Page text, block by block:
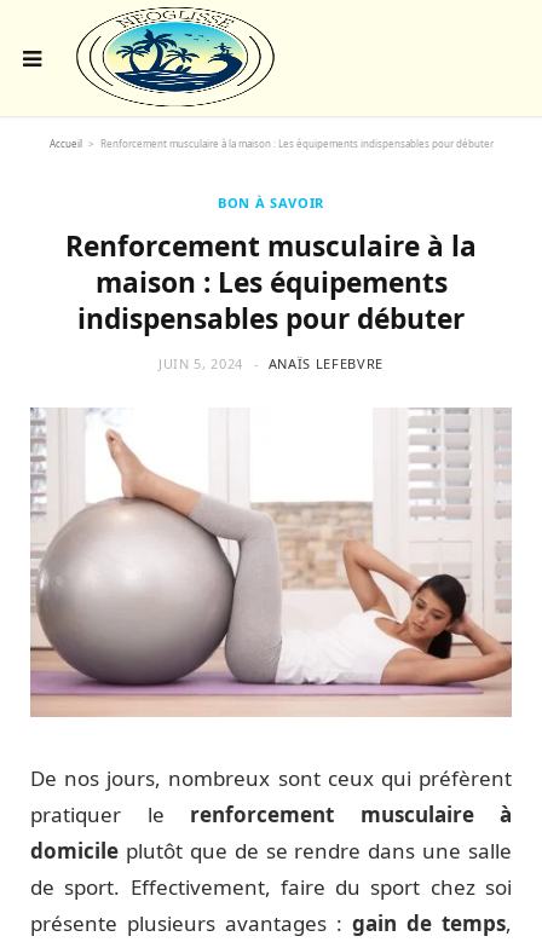
Accueil > Renforcement musculaire à la maison : Les équipements indispensables pour débuter
BON À SAVOIR
Renforcement musculaire à la
maison : Les équipements
indispensables pour débuter
JUIN 5, 2024 ANAÏS LEFEBVRE
De nos jours, nombreux sont ceux qui préfèrent
pratiquer le renforcement musculaire à
domicile plutôt que de se rendre dans une salle
de sport. Effectivement, faire du sport chez soi
présente plusieurs avantages : gain de temps,